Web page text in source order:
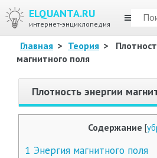
ELQUANTA.RU
интернет-энциклопедия
МЕНЮ
Главная > Теория >
магнитного поля
Плотность энергии
Содержание [
1 Энергия магнитного поля